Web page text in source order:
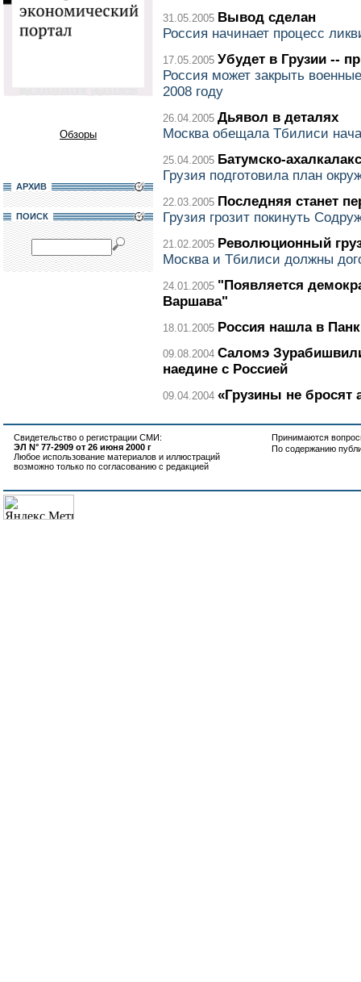
Обзоры
АРХИВ
ПОИСК
31.05.2005 Вывод сделан
Россия начинает процесс
17.05.2005 Убудет в Грузии --
Россия может закрыть
2008 году
26.04.2005 Дьявол в деталях
Москва обещала Тбилиси
25.04.2005 Батумско-
Грузия подготовила план
22.03.2005 Последняя станет
Грузия грозит покинуть
21.02.2005 Революционный
Москва и Тбилиси должны
24.01.2005 "Появляется
Варшава"
18.01.2005 Россия нашла в
09.08.2004 Саломэ
наедине с Россией
09.04.2004 «Грузины не бросят
Свидетельство о регистрации СМИ:
ЭЛ N° 77-2909 от 26 июня 2000 г
Любое использование материалов и иллюстраций
возможно только по согласованию с редакцией
Принимаются
По содержанию